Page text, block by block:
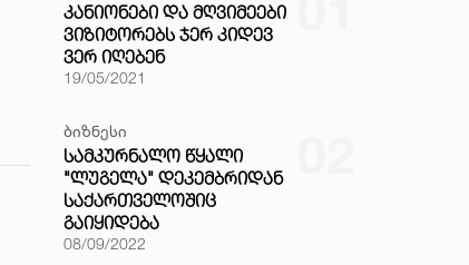
ᲙᲐᲜᲘᲝᲜᲔᲑᲘ ᲓᲐ ᲛᲦᲕᲘᲛᲔᲔᲑᲘ
ᲕᲘᲖᲘᲢᲝᲠᲔᲑᲡ ᲯᲔᲠ ᲙᲘᲓᲔᲕ
ᲕᲔᲠ ᲘᲦᲔᲑᲔᲜ
19/05/2021
ბიზნესი
ᲡᲐᲛᲙᲣᲠᲜᲐᲚᲝ ᲬᲧᲐᲚᲘ
"ᲚᲣᲒᲔᲚᲐ" ᲓᲔᲙᲔᲛᲑᲠᲘᲓᲐᲜ
ᲡᲐᲥᲐᲠᲗᲕᲔᲚᲝᲨᲘᲪ
ᲒᲐᲘᲧᲘᲓᲔᲑᲐ
08/09/2022